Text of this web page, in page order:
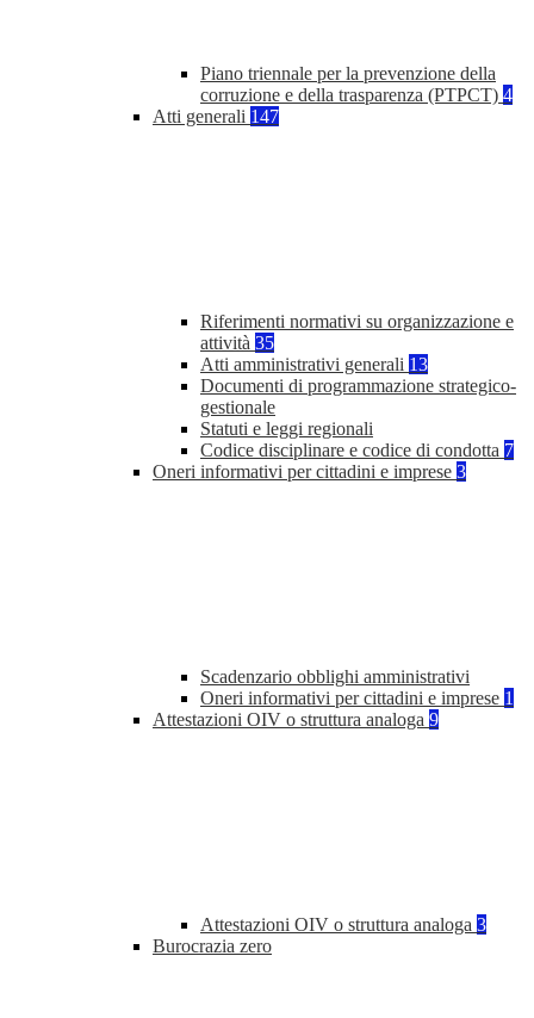
Piano triennale per la prevenzione della
corruzione e della trasparenza (PTPCT) 4
Atti generali 147
Riferimenti normativi su organizzazione e
attività 35
Atti amministrativi generali 13
Documenti di programmazione strategico-
gestionale
Statuti e leggi regionali
Codice disciplinare e codice di condotta 7
Oneri informativi per cittadini e imprese 3
Scadenzario obblighi amministrativi
Oneri informativi per cittadini e imprese 1
Attestazioni OIV o struttura analoga 9
Attestazioni OIV o struttura analoga 3
Burocrazia zero